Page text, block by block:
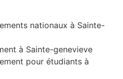
nationaux à Sainte-
à Sainte-genevieve
pour étudiants à